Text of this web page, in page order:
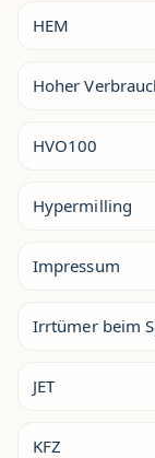
HEM
Hoher
HVO100
Hypermilling
Impressum
Irrtümer beim
JET
KFZ